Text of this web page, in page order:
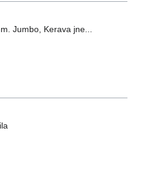
Jumbo, Kerava jne...